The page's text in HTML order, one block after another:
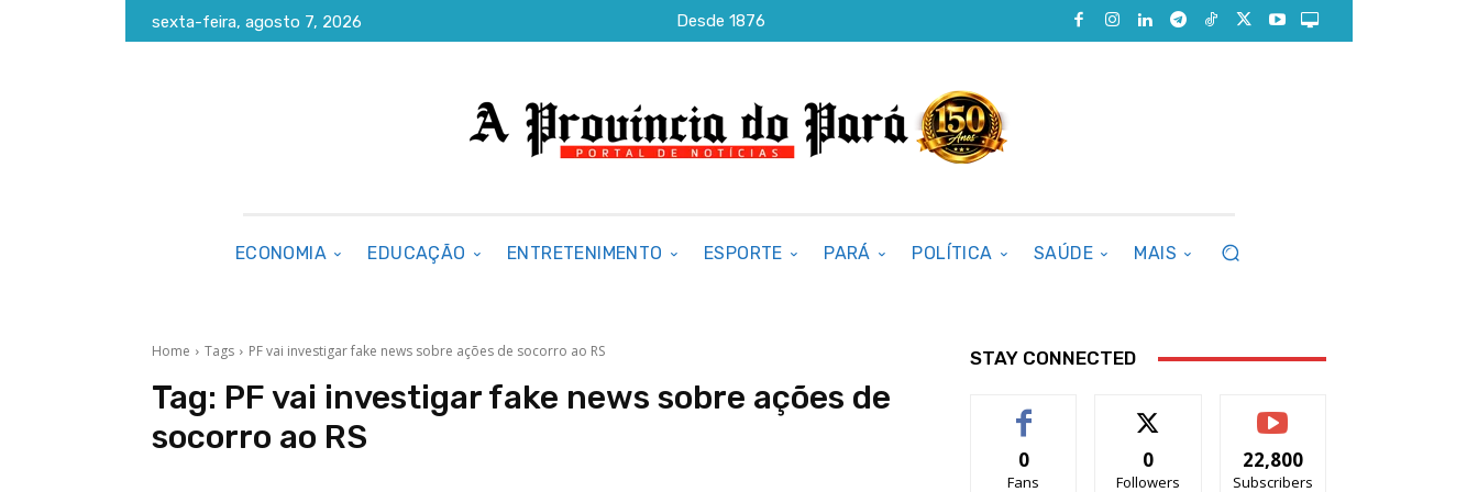
sexta-feira, agosto 7, 2026 Desde 1876
ECONOMIA EDUCAÇÃO ENTRETENIMENTO ESPORTE PARÁ POLÍTICA SAÚDE MAIS
Home Tags PF vai investigar fake news sobre ações de socorro ao RS
Tag: PF vai investigar fake news sobre ações de
socorro ao RS
STAY CONNECTED
0
Fans
0
Followers
22,800
Subscribers